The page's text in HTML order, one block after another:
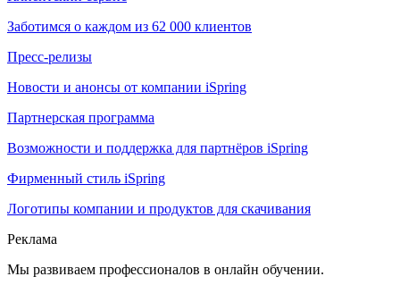
Заботимся о каждом из 62 000 клиентов
Пресс-релизы
Новости и анонсы от компании iSpring
Партнерская программа
Возможности и поддержка для партнёров iSpring
Фирменный стиль iSpring
Логотипы компании и продуктов для скачивания
Реклама
Мы развиваем профессионалов в онлайн обучении.